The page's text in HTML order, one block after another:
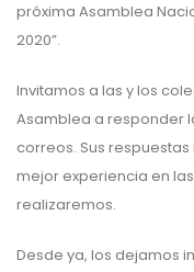
próxima Asamblea
2020”.
Invitamos a las y los
Asamblea a responder
correos. Sus
mejor experiencia en
realizaremos.
Desde ya, los dejamos